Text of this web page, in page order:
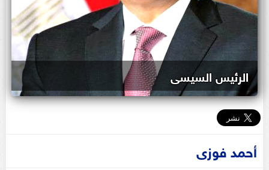
الرئيس السيسى
أحمد فوزى